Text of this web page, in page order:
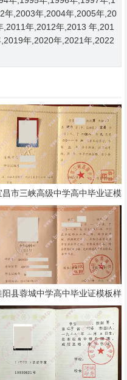
年,2003年,2004年,2005年,20
年,2012年,2013 年,201
年,2020年,2021年,2022
昌市三峡高级中学高中毕业证模
板样本
阳县蓉城中学高中毕业证模板样
本